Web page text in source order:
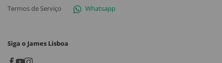
Termos de Serviço
Whatsapp
Siga o James Lisboa